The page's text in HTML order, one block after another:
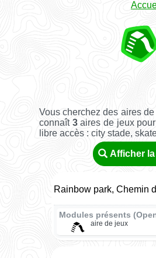
Vous cherchez des aires
connaît 3aires de jeux
libre accès : city stade,
Afficher la
Rainbow park, Chemin
Modules présents
aire de jeux